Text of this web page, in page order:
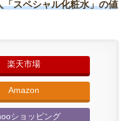
スペシャル化粧水」の値
楽天市場
Amazon
ショッピング